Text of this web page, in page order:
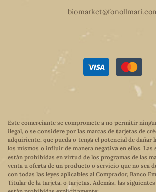
Este comerciante se compromete a no permitir
ilegal, o se considere por las marcas de tarjetas de
adquiriente, que pueda o tenga el potencial de dañar
los mismos o influir de manera negativa en ellos.
están prohibidas en virtud de los programas de las
venta u oferta de un producto o servicio que no sea
con todas las leyes aplicables al Comprador, Banco
Titular de la tarjeta, o tarjetas. Además, las